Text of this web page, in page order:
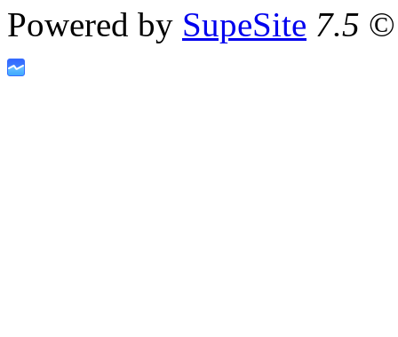
Powered by SupeSite 7.5 ©